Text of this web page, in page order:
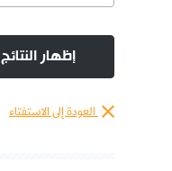
إظهار النتائج
العودة إلى الاستفتاء